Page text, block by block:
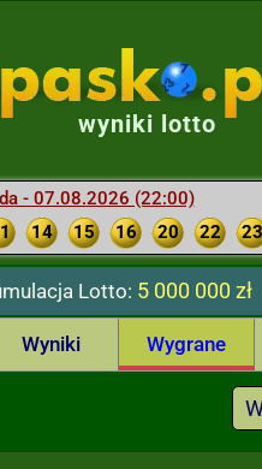
wyniki lotto
- 07.08.2026 (22:00)
14 15 16 20 22 23
Lotto: 5 000 000 zł
Wyniki Wygrane